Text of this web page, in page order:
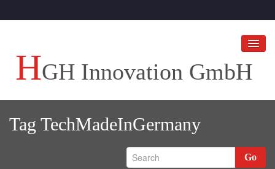
HGH Innovation GmbH
HGH Innovation GmbH
Ihr Unternehmen an die Spitze bringen!
Tag TechMadeInGermany
Go